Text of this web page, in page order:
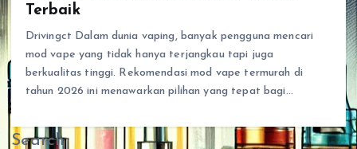
Terbaik
Drivingct Dalam dunia vaping, banyak pengguna mencari
mod vape yang tidak hanya terjangkau tapi juga
berkualitas tinggi. Rekomendasi mod vape termurah di
tahun 2026 ini menawarkan pilihan yang tepat bagi…
Search